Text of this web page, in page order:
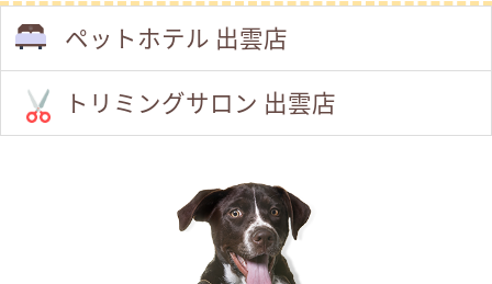
ペットホテル 出雲店
トリミングサロン 出雲店